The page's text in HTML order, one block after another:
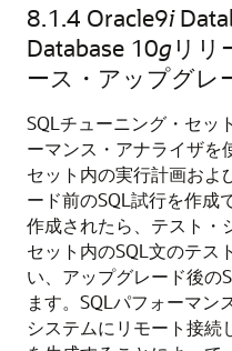
8.1.4 Oracle9i
Database 10gリリ
ース・アップグレ
SQLチューニング・セッ
ーマンス・アナライザを
セット内の実行計画およ
ード前のSQL試行を作成
作成されたら、テスト・
セット内のSQL文のテス
い、アップグレード後の
ます。 SQLパフォーマン
システムにリモート接続